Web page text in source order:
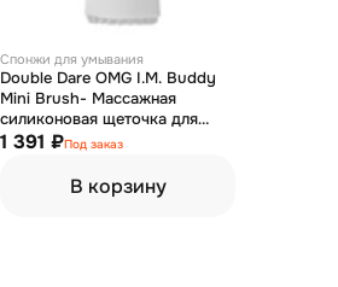
Спонжи для умывания
Double Dare OMG I.M. Buddy
Mini Brush- Массажная
силиконовая щеточка для
лица, белая
1 391 ₽Под заказ
В корзину